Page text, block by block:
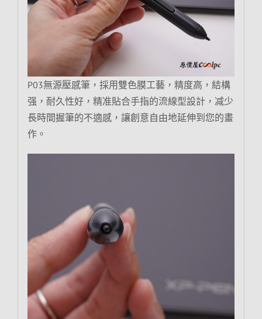
P03無源壓感筆，採用雙色膜工藝，精度高，結構
强，耐久性好，精准貼合手指的流線型設計，减少
長時間握筆的不適感，讓創意自由地延伸到您的畫
作。